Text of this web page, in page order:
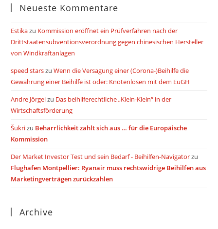
Neueste Kommentare
Estikazu Kommission eröffnet ein Prüfverfahren nach der
Drittstaatensubventionsverordnung gegen chinesischen Hersteller
von Windkraftanlagen
speed starszuWenn die Versagung einer (Corona-)Beihilfe die
Gewährung einer Beihilfe ist oder: Knotenlösen mit dem EuGH
Andre Jörgelzu Das beihilferechtliche „Klein-Klein“ in der
Wirtschaftsförderung
Šukrizu Beharrlichkeit zahlt sich aus … für die Europäische
Kommission
Der Market Investor Test und sein Bedarf - Beihilfen-Navigatorzu
Flughafen Montpellier: Ryanair muss rechtswidrige Beihilfen aus
Marketingverträgen zurückzahlen
Archive